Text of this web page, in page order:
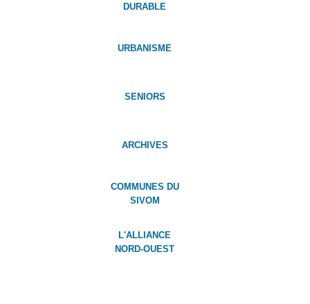
DURABLE
URBANISME
SENIORS
ARCHIVES
COMMUNES DU
SIVOM
L'ALLIANCE
NORD-OUEST